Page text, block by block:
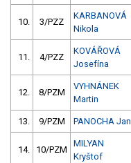
10. 3/PZZ
KARBANOVÁ
Nikola
11. 4/PZZ
KOVÁŘOVÁ
Josefína
12. 8/PZM
VYHNÁNEK
Martin
13. 9/PZM PANOCHA Jan
14. 10/PZM
MILYAN
Kryštof